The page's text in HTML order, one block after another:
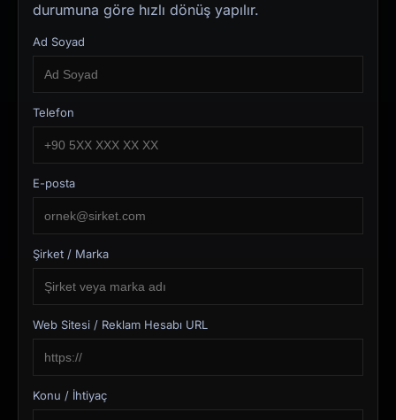
durumuna göre hızlı dönüş yapılır.
Ad Soyad
Telefon
E-posta
Şirket / Marka
Web Sitesi / Reklam Hesabı URL
Konu / İhtiyaç